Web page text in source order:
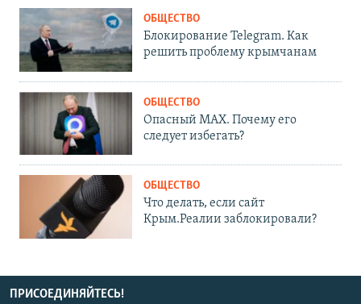
ОБЩЕСТВО
Блокирование Telegram. Как
решить проблему крымчанам
ОБЩЕСТВО
Опасный MAX. Почему его
следует избегать?
ОБЩЕСТВО
Что делать, если сайт
Крым.Реалии заблокировали?
ПРИСОЕДИНЯЙТЕСЬ!